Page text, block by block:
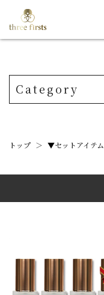
Category
トップ ＞ ▼セットアイテム